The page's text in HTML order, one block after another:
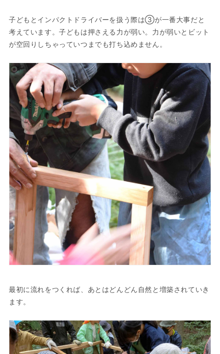
子どもとインパクトドライバーを扱う際は③が一番大事だと
考えています。子どもは押さえる力が弱い。力が弱いとビット
が空回りしちゃっていつまでも打ち込めません。
最初に流れをつくれば、あとはどんどん自然と増築されていき
ます。